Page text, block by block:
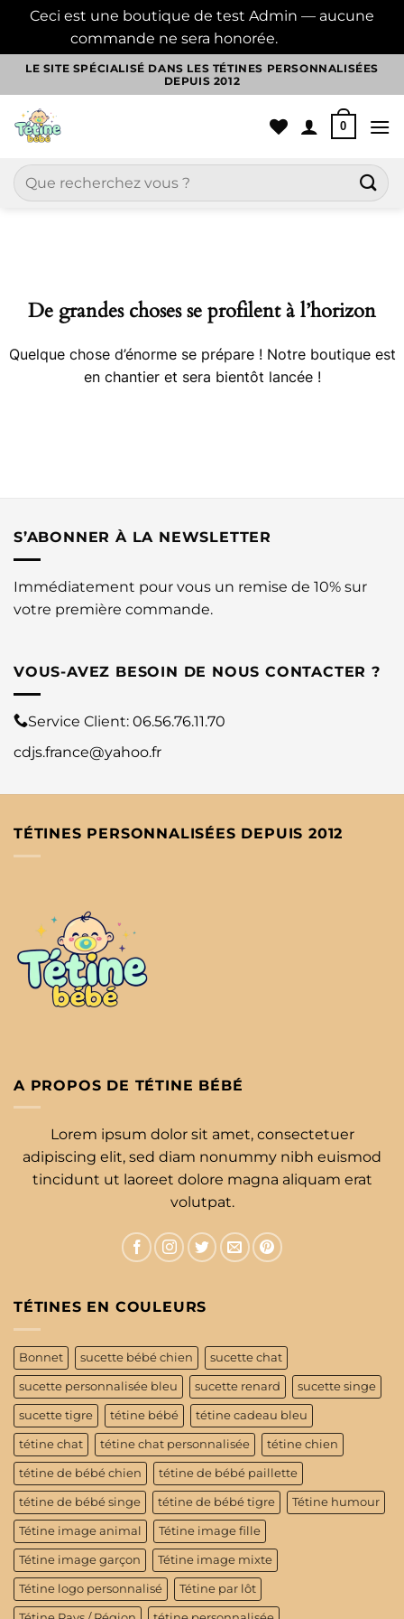
Ceci est une boutique de test Admin — aucune
commande ne sera honorée.
Passer
contenu
LE SITE SPÉCIALISÉ DANS LES TÉTINES PERSONNALISÉES
DEPUIS 2012
0
Recherche
pour :
De grandes choses se profilent à l’horizon
Quelque chose d’énorme se prépare ! Notre boutique est
en chantier et sera bientôt lancée !
S’ABONNER À LA NEWSLETTER
Immédiatement pour vous un remise de 10% sur
votre première commande.
VOUS-AVEZ BESOIN DE NOUS CONTACTER ?
Service Client: 06.56.76.11.70
cdjs.france@yahoo.fr
TÉTINES PERSONNALISÉES DEPUIS 2012
A PROPOS DE TÉTINE BÉBÉ
Lorem ipsum dolor sit amet, consectetuer
adipiscing elit, sed diam nonummy nibh euismod
tincidunt ut laoreet dolore magna aliquam erat
volutpat.
TÉTINES EN COULEURS
Bonnet sucette bébé chien sucette chat
sucette personnalisée bleu sucette renard sucette singe
sucette tigre tétine bébé tétine cadeau bleu
tétine chat tétine chat personnalisée tétine chien
tétine de bébé chien tétine de bébé paillette
tétine de bébé singe tétine de bébé tigre Tétine humour
Tétine image animal Tétine image fille
Tétine image garçon Tétine image mixte
Tétine logo personnalisé Tétine par lôt